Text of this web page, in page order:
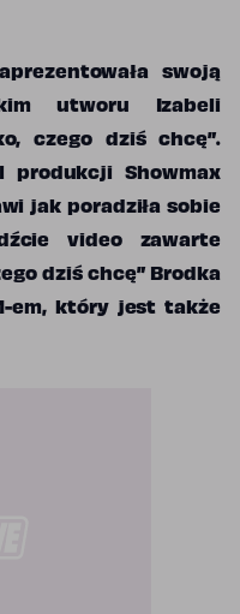
swoją
utworu Izabeli
czego dziś chcę”.
produkcji Showmax
jak poradziła sobie
video zawarte
dziś chcę” Brodka
em, który jest także